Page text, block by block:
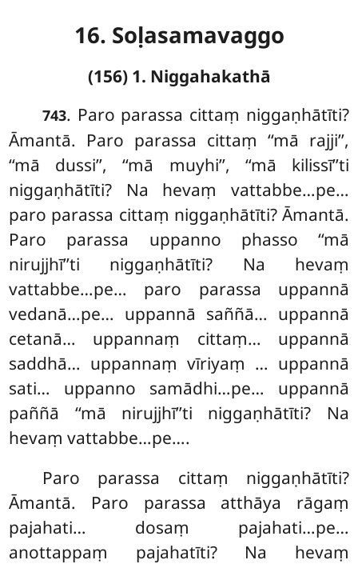
16. Soḷasamavaggo
(156) 1. Niggahakathā
743. Paro parassa cittaṃ niggaṇhātīti?
Āmantā. Paro parassa cittaṃ ‘‘mā rajji’’,
‘‘mā dussi’’, ‘‘mā muyhi’’, ‘‘mā kilissī’’ti
niggaṇhātīti? Na hevaṃ vattabbe…pe…
paro parassa cittaṃ niggaṇhātīti? Āmantā.
Paro parassa uppanno phasso ‘‘mā
nirujjhī’’ti niggaṇhātīti? Na hevaṃ
vattabbe…pe… paro parassa uppannā
vedanā…pe… uppannā saññā… uppannā
cetanā… uppannaṃ cittaṃ… uppannā
saddhā… uppannaṃ vīriyaṃ … uppannā
sati… uppanno samādhi…pe… uppannā
paññā ‘‘mā nirujjhī’’ti niggaṇhātīti? Na
hevaṃ vattabbe…pe….
Paro parassa cittaṃ niggaṇhātīti?
Āmantā. Paro parassa atthāya rāgaṃ
pajahati… dosaṃ pajahati…pe…
anottappaṃ pajahatīti? Na hevaṃ